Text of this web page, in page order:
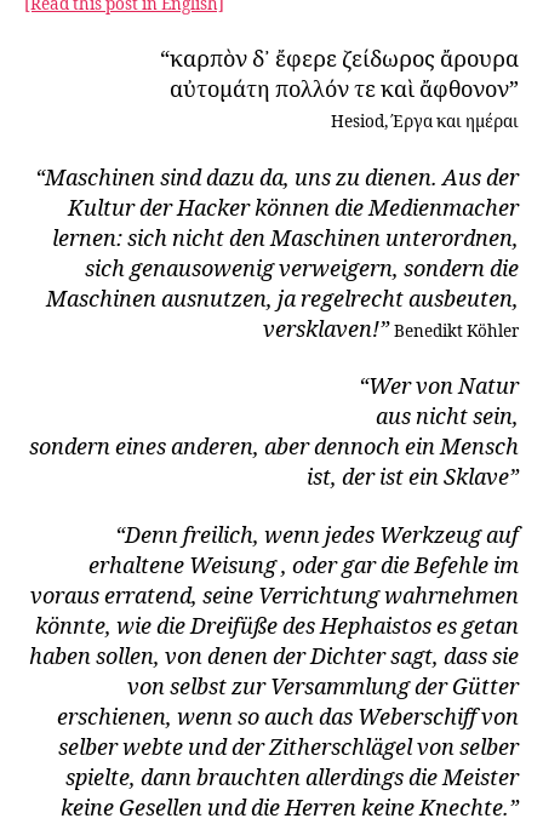
“καρπὸν δ᾽ ἔφερε ζείδωρος ἄρουρα
αὐτομάτη πολλόν τε καὶ ἄφθονον”
Hesiod, Έργα και ημέραι
“Maschinen sind dazu da, uns zu dienen. Aus der
Kultur der Hacker können die Medienmacher
lernen: sich nicht den Maschinen unterordnen,
sich genausowenig verweigern, sondern die
Maschinen ausnutzen, ja regelrecht ausbeuten,
versklaven!” Benedikt Köhler
“Wer von Natur
aus nicht sein,
sondern eines anderen, aber dennoch ein Mensch
ist, der ist ein Sklave”
“Denn freilich, wenn jedes Werkzeug auf
erhaltene Weisung , oder gar die Befehle im
voraus erratend, seine Verrichtung wahrnehmen
könnte, wie die Dreifüße des Hephaistos es getan
haben sollen, von denen der Dichter sagt, dass sie
von selbst zur Versammlung der Gütter
erschienen, wenn so auch das Weberschiff von
selber webte und der Zitherschlägel von selber
spielte, dann brauchten allerdings die Meister
keine Gesellen und die Herren keine Knechte.”